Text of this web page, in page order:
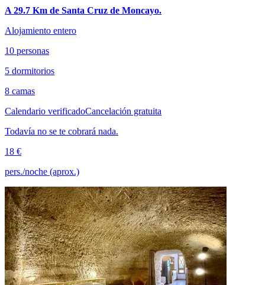
A 29.7 Km de Santa Cruz de Moncayo.
Alojamiento entero
10 personas
5 dormitorios
8 camas
Calendario verificadoCancelación gratuita
Todavía no se te cobrará nada.
18 €
pers./noche (aprox.)